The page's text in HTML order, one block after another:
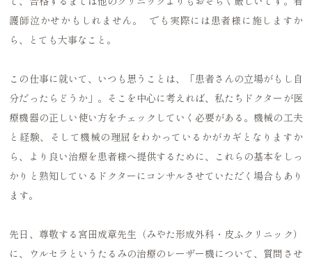
護師泣かせかもしれません。 でも実際には患者様に施しますか
ら、とても大事なこと。
この仕事に就いて、いつも思うことは、「患者さんの立場がもし自
分だったらどうか」。そこを中心に考えれば、私たちドクターが医
療機器の正しい使い方をチェックしていく必要がある。機械の工夫
と経験、そして機械の理屈をわかっているかがカギとなりますか
ら、より良い治療を患者様へ提供するために、これらの基本をしっ
かりと熟知しているドクターにコンサルさせていただく場合もあり
ます。
先日、尊敬する宮田成章先生（みやた形成外科・皮ふクリニック）
に、ウルセラというたるみの治療のレーザー機について、質問させ